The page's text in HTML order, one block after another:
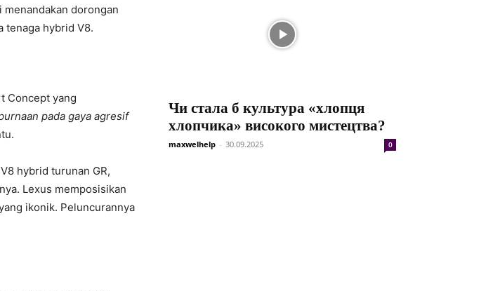
dorongan
tenaga hybrid V8.
Concept yang
pada gaya agresif
hybrid turunan GR,
Lexus memposisikan
ikonik. Peluncurannya
Чи стала б культура «хлопця
хлопчика» високого мистецтва?
maxwelhelp - 30.09.2025 0